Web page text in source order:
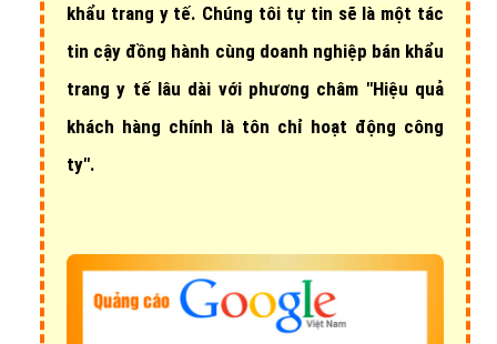
khẩu trang y tế. Chúng tôi tự tin sẽ là một tác
tin cậy đồng hành cùng doanh nghiệp bán khẩu
trang y tế lâu dài với phương châm "Hiệu quả
khách hàng chính là tôn chỉ hoạt động công
ty".